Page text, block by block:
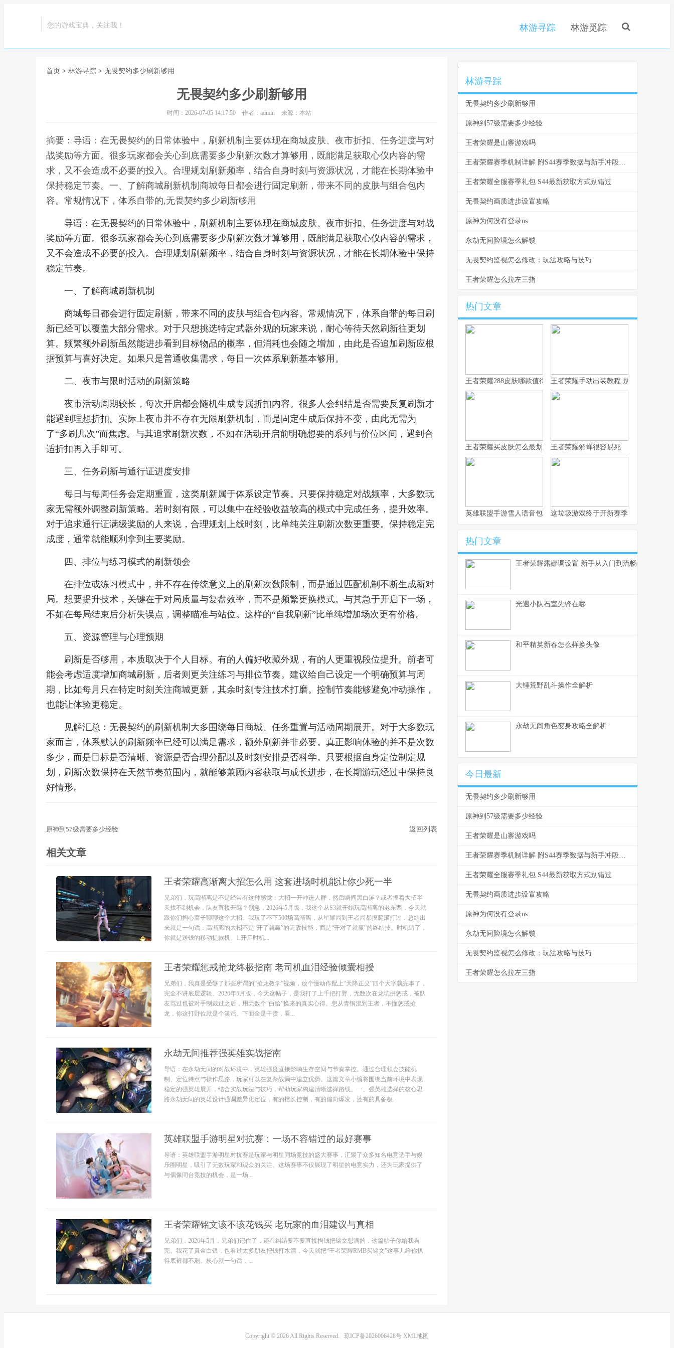
您的游戏宝典，关注我！ 林游寻踪 林游觅踪
首页 > 林游寻踪 > 无畏契约多少刷新够用
无畏契约多少刷新够用
时间：2026-07-05 14:17:50 作者：admin 来源：本站
摘要：导语：在无畏契约的日常体验中，刷新机制主要体现在商城皮肤、夜市折扣、任务进度与对
战奖励等方面。很多玩家都会关心到底需要多少刷新次数才算够用，既能满足获取心仪内容的需
求，又不会造成不必要的投入。合理规划刷新频率，结合自身时刻与资源状况，才能在长期体验中
保持稳定节奏。一、了解商城刷新机制商城每日都会进行固定刷新，带来不同的皮肤与组合包内
容。常规情况下，体系自带的,无畏契约多少刷新够用
导语：在无畏契约的日常体验中，刷新机制主要体现在商城皮肤、夜市折扣、任务进度与对战
奖励等方面。很多玩家都会关心到底需要多少刷新次数才算够用，既能满足获取心仪内容的需求，
又不会造成不必要的投入。合理规划刷新频率，结合自身时刻与资源状况，才能在长期体验中保持
稳定节奏。
一、了解商城刷新机制
商城每日都会进行固定刷新，带来不同的皮肤与组合包内容。常规情况下，体系自带的每日刷
新已经可以覆盖大部分需求。对于只想挑选特定武器外观的玩家来说，耐心等待天然刷新往更划
算。频繁额外刷新虽然能进步看到目标物品的概率，但消耗也会随之增加，由此是否追加刷新应根
据预算与喜好决定。如果只是普通收集需求，每日一次体系刷新基本够用。
二、夜市与限时活动的刷新策略
夜市活动周期较长，每次开启都会随机生成专属折扣内容。很多人会纠结是否需要反复刷新才
能遇到理想折扣。实际上夜市并不存在无限刷新机制，而是固定生成后保持不变，由此无需为
了“多刷几次”而焦虑。与其追求刷新次数，不如在活动开启前明确想要的系列与价位区间，遇到合
适折扣再入手即可。
三、任务刷新与通行证进度安排
每日与每周任务会定期重置，这类刷新属于体系设定节奏。只要保持稳定对战频率，大多数玩
家无需额外调整刷新策略。若时刻有限，可以集中在经验收益较高的模式中完成任务，提升效率。
对于追求通行证满级奖励的人来说，合理规划上线时刻，比单纯关注刷新次数更重要。保持稳定完
成度，通常就能顺利拿到主要奖励。
四、排位与练习模式的刷新领会
在排位或练习模式中，并不存在传统意义上的刷新次数限制，而是通过匹配机制不断生成新对
局。想要提升技术，关键在于对局质量与复盘效率，而不是频繁更换模式。与其急于开启下一场，
不如在每局结束后分析失误点，调整瞄准与站位。这样的“自我刷新”比单纯增加场次更有价格。
五、资源管理与心理预期
刷新是否够用，本质取决于个人目标。有的人偏好收藏外观，有的人更重视段位提升。前者可
能会考虑适度增加商城刷新，后者则更关注练习与排位节奏。建议给自己设定一个明确预算与周
期，比如每月只在特定时刻关注商城更新，其余时刻专注技术打磨。控制节奏能够避免冲动操作，
也能让体验更稳定。
见解汇总：无畏契约的刷新机制大多围绕每日商城、任务重置与活动周期展开。对于大多数玩
家而言，体系默认的刷新频率已经可以满足需求，额外刷新并非必要。真正影响体验的并不是次数
多少，而是目标是否清晰、资源是否合理分配以及时刻安排是否科学。只要根据自身定位制定规
划，刷新次数保持在天然节奏范围内，就能够兼顾内容获取与成长进步，在长期游玩经过中保持良
好情形。
原神到57级需要多少经验 返回列表
相关文章
王者荣耀高渐离大招怎么用 这套进场时机能让你少死一半
兄弟们，玩高渐离是不是经常有这种感觉：大招一开冲进人群，然后瞬间黑白屏？或者捏着大招半
天找不到机会，队友直接开骂？别急，2026年5月版，我这个从S3就开始玩高渐离的老东西，今天就
跟你们掏心窝子聊聊这个大招。我玩了不下500场高渐离，从星耀局到王者局都摸爬滚打过，总结出
来就是一句话：高渐离的大招不是“开了就赢”的无敌技能，而是“开对了就赢”的终结技。时机错了，
你就是送钱的移动提款机。1.开启时机...
王者荣耀惩戒抢龙终极指南 老司机血泪经验倾囊相授
兄弟们，我真是受够了那些所谓的“抢龙教学”视频，放个慢动作配上“天降正义”四个大字就完事了，
完全不讲底层逻辑。2026年5月版，今天这帖子，是我打了上千把打野，无数次在龙坑拼惩戒，被队
友骂过也被对手制裁过之后，用无数个“白给”换来的真实心得。想从青铜混到王者，不懂惩戒抢
龙，你这打野位就是个笑话。下面全是干货，看...
永劫无间推荐强英雄实战指南
导语：在永劫无间的对战环境中，英雄强度直接影响生存空间与节奏掌控。通过合理领会技能机
制、定位特点与操作思路，玩家可以在复杂战局中建立优势。这篇文章小编将围绕当前环境中表现
稳定的强英雄展开，结合实战玩法与技巧，帮助玩家构建清晰选择路线。一、强英雄选择的核心思
路永劫无间的英雄设计强调差异化定位，有的擅长控制，有的偏向爆发，还有的具备极...
英雄联盟手游明星对抗赛：一场不容错过的最好赛事
导语：英雄联盟手游明星对抗赛是玩家与明星同场竞技的盛大赛事，汇聚了众多知名电竞选手与娱
乐圈明星，吸引了无数玩家和观众的关注。这场赛事不仅展现了明星的电竞实力，还为玩家提供了
与偶像同台竞技的机会，是一场...
王者荣耀铭文该不该花钱买 老玩家的血泪建议与真相
兄弟们，2026年5月，兄弟们记住了，还在纠结要不要直接掏钱把铭文怼满的，这篇帖子你给我看
完。我花了真金白银，也看过太多朋友把钱打水漂，今天就把“王者荣耀RMB买铭文”这事儿给你扒
得底裤都不剩。核心就一句话：...
.
林游寻踪
无畏契约多少刷新够用
原神到57级需要多少经验
王者荣耀是山寨游戏吗
王者荣耀赛季机制详解 附S44赛季数据与新手冲段建议
王者荣耀全服赛季礼包 S44最新获取方式别错过
无畏契约画质进步设置攻略
原神为何没有登录ns
永劫无间险境怎么解锁
无畏契约监视怎么修改：玩法攻略与技巧
王者荣耀怎么拉左三指
热门文章
王者荣耀288皮肤哪款值得换 S43碎片商店更新速报
王者荣耀手动出装教程 别让系统推荐坑
王者荣耀买皮肤怎么最划算 从青铜到王者的省钱心路
王者荣耀貂蝉很容易死
英雄联盟手游雪人语音包玩法全解析这垃圾游戏终于开新赛季了，不写篇攻
热门文章
王者荣耀露娜调设置 新手从入门到流畅
光遇小队石室先锋在哪
和平精英新春怎么样换头像
大锤荒野乱斗操作全解析
永劫无间角色变身攻略全解析
今日最新
无畏契约多少刷新够用
原神到57级需要多少经验
王者荣耀是山寨游戏吗
王者荣耀赛季机制详解 附S44赛季数据与新手冲段建议
王者荣耀全服赛季礼包 S44最新获取方式别错过
无畏契约画质进步设置攻略
原神为何没有登录ns
永劫无间险境怎么解锁
无畏契约监视怎么修改：玩法攻略与技巧
王者荣耀怎么拉左三指
Copyright © 2026 All Rights Reserved. 琼ICP备2026006428号 XML地图